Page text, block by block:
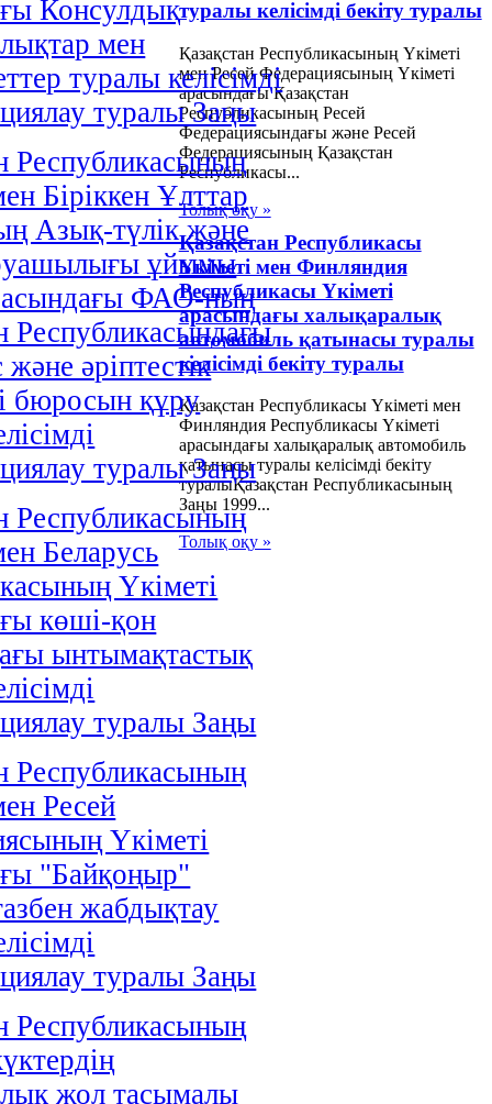
Консулдық
мен
туралы келісімді
туралы Заңы
Республикасының
Біріккен Ұлттар
Азық-түлік және
ұйымы
ФАО-ның
Республикасындағы
әріптестік
бюросын құру
туралы Заңы
Республикасының
Беларусь
Үкіметі
көші-қон
ынтымақтастық
туралы Заңы
Республикасының
Ресей
Үкіметі
"Байқоңыр"
жабдықтау
туралы Заңы
Республикасының
жол тасымалы
туралы келісімді бекіту туралы
Қазақстан Республикасының Үкіметі
мен Ресей Федерациясының Үкіметі
арасындағы Қазақстан
Республикасының Ресей
Федерациясындағы және Ресей
Федерациясының Қазақстан
Республикасы...
Толық оқу »
Қазақстан Республикасы
Үкіметі мен Финляндия
Республикасы Үкіметі
арасындағы халықаралық
автомобиль қатынасы туралы
келісімді бекіту туралы
Қазақстан Республикасы Үкіметі мен
Финляндия Республикасы Үкіметі
арасындағы халықаралық автомобиль
қатынасы туралы келісімді бекіту
туралыҚазақстан Республикасының
Заңы 1999...
Толық оқу »